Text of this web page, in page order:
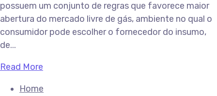
possuem um conjunto de regras que favorece maior
abertura do mercado livre de gás, ambiente no qual o
consumidor pode escolher o fornecedor do insumo,
de...
Read More
Home